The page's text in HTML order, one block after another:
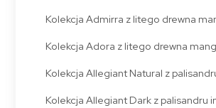
Kolekcja Admirra z litego drewna
Kolekcja Adora z litego drewna
Kolekcja Allegiant Natural z
Kolekcja Allegiant Dark z palisandru